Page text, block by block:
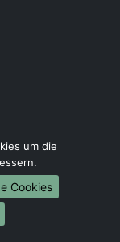
um die
Cookies